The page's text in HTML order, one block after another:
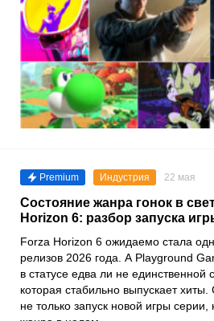
Premium Индустрия 22 мая
Состояние жанра гонок в
Horizon 6: разбор запуска
Forza Horizon 6 ожидаемо стала
релизов 2026 года. А Playground
в статусе едва ли не единственной
которая стабильно выпускает
не только запуск новой игры